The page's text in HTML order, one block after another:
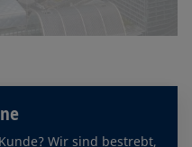
Wir sind bestrebt,